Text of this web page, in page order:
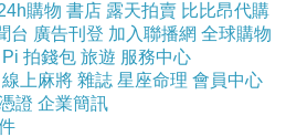
購物 書店 露天拍賣 比比昂代購
台 廣告刊登 加入聯播網 全球購物
Pi 拍錢包 旅遊 服務中心
線上麻將 雜誌 星座命理 會員中心
證 企業簡訊